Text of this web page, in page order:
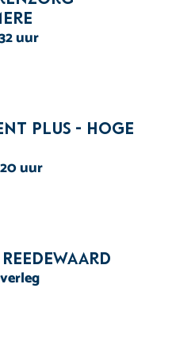
uur
plus - Hoge
uur